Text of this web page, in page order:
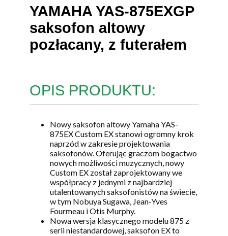
YAMAHA YAS-875EXGP
saksofon altowy
pozłacany, z futerałem
OPIS PRODUKTU:
Nowy saksofon altowy Yamaha YAS-
875EX Custom EX stanowi ogromny krok
naprzód w zakresie projektowania
saksofonów. Oferując graczom bogactwo
nowych możliwości muzycznych, nowy
Custom EX został zaprojektowany we
współpracy z jednymi z najbardziej
utalentowanych saksofonistów na świecie,
w tym Nobuya Sugawa, Jean-Yves
Fourmeau i Otis Murphy.
Nowa wersja klasycznego modelu 875 z
serii niestandardowej, saksofon EX to